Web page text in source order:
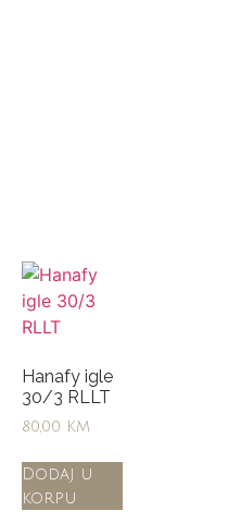
Hanafy igle
30/3 RLLT
80,00 KM
Dodaj u
korpu